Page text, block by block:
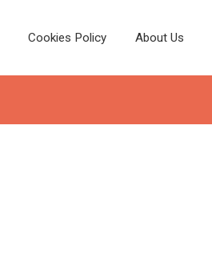
Cookies Policy About Us